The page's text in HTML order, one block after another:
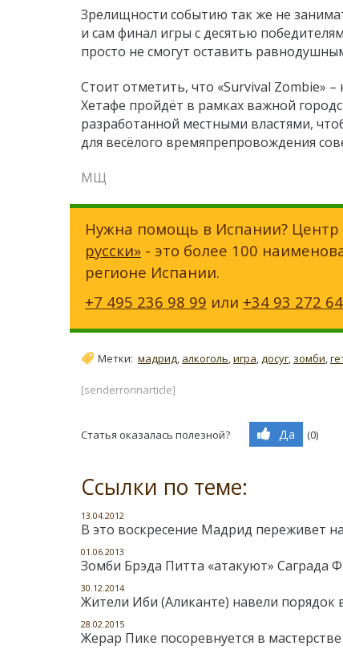
Зрелищности событию так же не
и сам финал игры с десятью
просто не смогут оставить
Стоит отметить, что «Survival Zombie»
Хетафе пройдёт в рамках важной
разработанной местными властями,
для весёлого времяпрепровождения
МЩ
Нужна помощь в Испании? Центр
русски» - это более 100
регионе Испании.
+7 495 236 98 99 или +34 93 272
Метки: мадрид алкоголь игра досуг, зомби
[senderrorinarticle]
Статья оказалась полезной? Да (0)
Ссылки по теме:
13.04.2012
В это воскресение Мадрид переживет
01.06.2013
Зомби Брэда Питта «атакуют» Саграда
30.12.2014
Жители Иби (Аликанте) навели
28.02.2015
Жерар Пике посоревнуется в